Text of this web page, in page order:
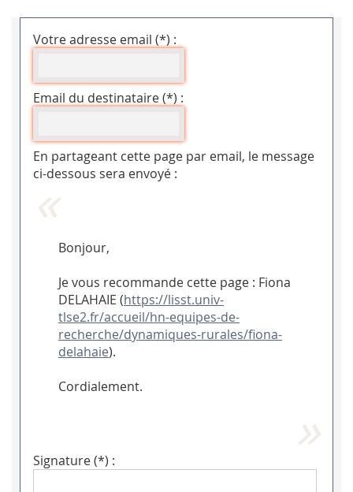
Votre adresse email (*) :
Email du destinataire (*) :
En partageant cette page par email, le message
ci-dessous sera envoyé :
Bonjour,
Je vous recommande cette page : Fiona
DELAHAIE (https://lisst.univ-
tlse2.fr/accueil/hn-equipes-de-
recherche/dynamiques-rurales/fiona-
delahaie).
Cordialement.
Signature (*) :